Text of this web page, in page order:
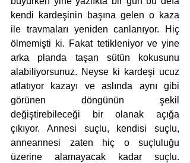
kendi kardeşinin başına gelen o kaza
ile travmaları yeniden canlanıyor. Hiç
ölmemişti ki. Fakat tetikleniyor ve yine
arka planda taşan sütün kokusunu
alabiliyorsunuz. Neyse ki kardeşi ucuz
atlatıyor kazayı ve aslında aynı gibi
görünen döngünün şekil
değiştirebileceği bir olanak açığa
çıkıyor. Annesi suçlu, kendisi suçlu,
anneannesi zaten hiç o suçluluğu
üzerine alamayacak kadar suçlu.